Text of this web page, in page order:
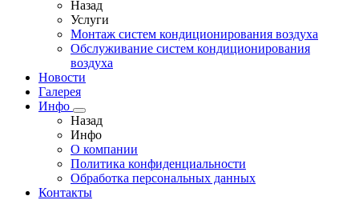
Назад
Услуги
Монтаж систем кондиционирования воздуха
Обслуживание систем кондиционирования
воздуха
Новости
Галерея
Инфо
Назад
Инфо
О компании
Политика конфиденциальности
Обработка персональных данных
Контакты